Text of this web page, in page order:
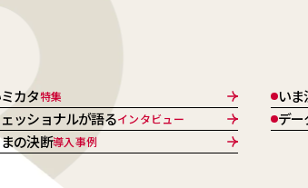
カタ特集 いま
ッショナルが語るインタビュー デー
の決断導入事例